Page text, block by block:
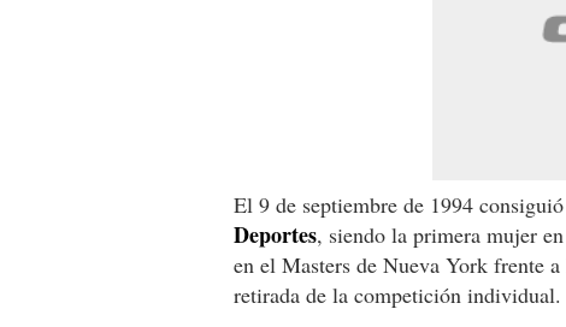
El 9 de septiembre de 1994
Deportes, siendo la primera mujer
en el Masters de Nueva York frente
retirada de la competición individual.